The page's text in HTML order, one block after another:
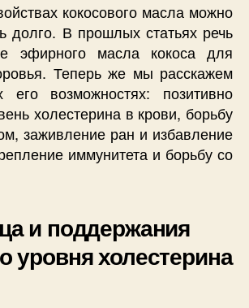
кокосового масла можно
долго. В прошлых статьях речь
эфирного масла кокоса для
Теперь же мы расскажем
его возможностях: позитивно
холестерина в крови, борьбу
заживление ран и избавление
иммунитета и борьбу со
и поддержания
уровня холестерина